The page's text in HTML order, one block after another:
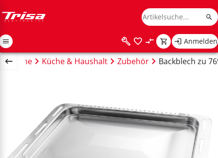
Anmelden
Home Küche & Haushalt Zubehör Backblech zu